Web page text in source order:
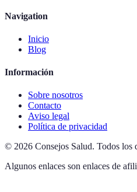
Navigation
Inicio
Blog
Información
Sobre nosotros
Contacto
Aviso legal
Política de privacidad
© 2026 Consejos Salud. Todos los
Algunos enlaces son enlaces de